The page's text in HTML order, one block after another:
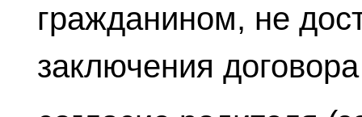
гражданином, не
заключения